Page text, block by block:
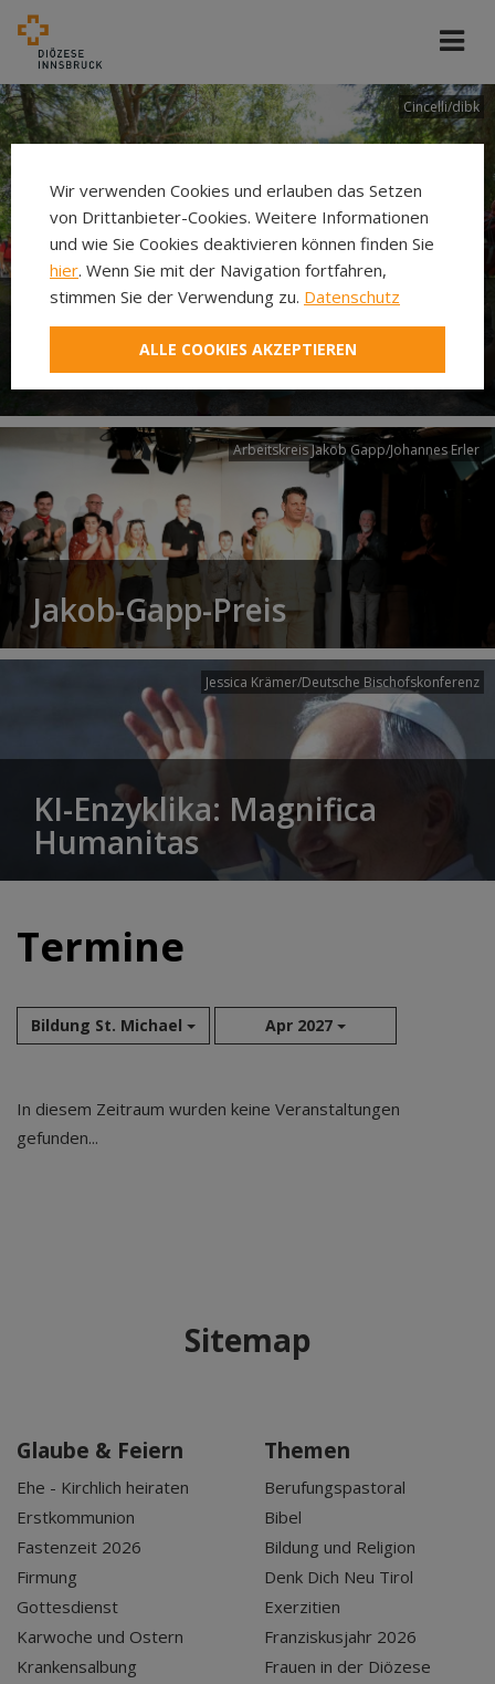
Cincelli/dibk
Neuer Pilgerweg Via
Laudato si’
Arbeitskreis Jakob Gapp/Johannes Erler
Jakob-Gapp-Preis
Jessica Krämer/Deutsche Bischofskonferenz
KI-Enzyklika: Magnifica
Humanitas
Termine
Bildung St. Michael Apr 2027
Aug 2026
Apr 2027
Mai 2027
In diesem Zeitraum wurden keine Veranstaltungen
gefunden...
Sitemap
Glaube & Feiern
Ehe - Kirchlich heiraten
Erstkommunion
Fastenzeit 2026
Firmung
Gottesdienst
Karwoche und Ostern
Krankensalbung
Themen
Berufungspastoral
Bibel
Bildung und Religion
Denk Dich Neu Tirol
Exerzitien
Franziskusjahr 2026
Frauen in der Diözese
Wir verwenden Cookies und erlauben das Setzen
von Drittanbieter-Cookies. Weitere Informationen
und wie Sie Cookies deaktivieren können finden Sie
hier. Wenn Sie mit der Navigation fortfahren,
stimmen Sie der Verwendung zu. Datenschutz
ALLE COOKIES AKZEPTIEREN